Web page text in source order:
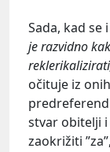
Sada, kad se i
je razvidno
očituje iz
stvar obitelji
zaokrižiti